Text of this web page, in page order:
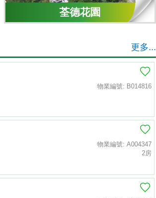
荃德花園
更多...
物業編號: B014816
物業編號: A004347
2房